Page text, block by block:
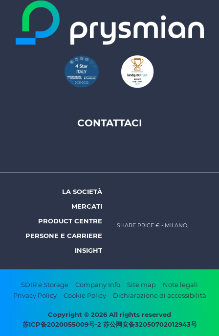
Prysmian
CONTATTACI
Footer
menu
-
Prysmian
LA SOCIETÀ
MERCATI
PRODUCT CENTRE
PERSONE E CARRIERE
INSIGHT
SHARE PRICE € - MILANO,
Footer
bottom
menu
SDIR e Storage Company Info Site map
Note legali
Privacy Policy
Cookie Policy Dichiarazione di accessibilità
Copyright © 2026 All rights reserved
苏ICP备2020055009号-2 苏公网安备32050702012943号